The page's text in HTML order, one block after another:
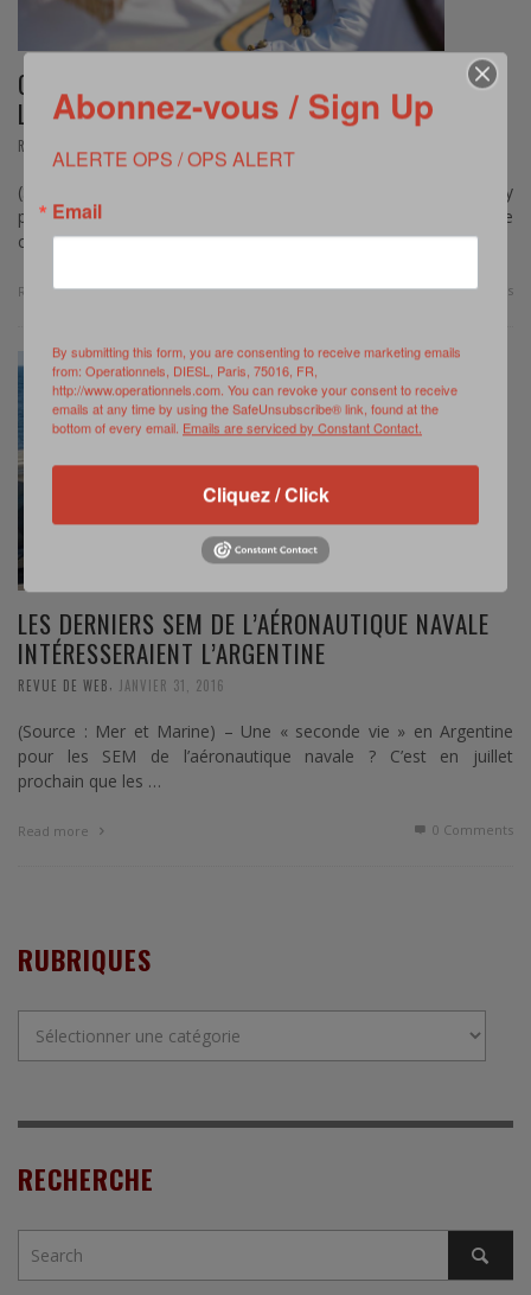
GUILLAUME GOUTAY NOMMÉ À LA TÊTE DE
L’AÉRONAUTIQUE NAVALE
REVUE DE WEB
(Source: Air&Cosmos – Le contre-amiral Guillaume Goutay
prend la tête de l’aéronautique navale) « Jeudi 28 septembre, le
contre-amiral Guillaume Goutay a été nommé à la tête …
Read more 0 Comments
LES DERNIERS SEM DE L’AÉRONAUTIQUE NAVALE
INTÉRESSERAIENT L’ARGENTINE
REVUE DE WEB JANVIER 31, 2016
(Source : Mer et Marine) – Une « seconde vie » en Argentine
pour les SEM de l’aéronautique navale ? C’est en juillet
prochain que les …
Read more 0 Comments
RUBRIQUES
RECHERCHE
Abonnez-vous / Sign Up
ALERTE OPS / OPS ALERT
Email
By submitting this form, you are consenting to receive marketing emails
from: Operationnels, DIESL, Paris, 75016, FR,
http://www.operationnels.com. You can revoke your consent to receive
emails at any time by using the SafeUnsubscribe® link, found at the
bottom of every email. Emails are serviced by Constant Contact.
Cliquez / Click